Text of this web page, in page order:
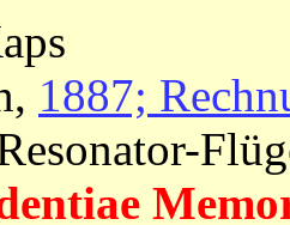
1887;